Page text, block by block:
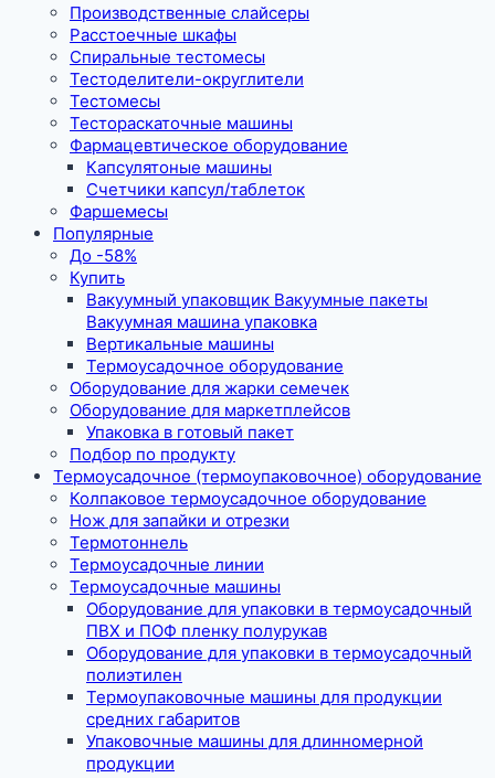
Производственные слайсеры
Расстоечные шкафы
Спиральные тестомесы
Тестоделители-округлители
Тестомесы
Тестораскаточные машины
Фармацевтическое оборудование
Капсулятоные машины
Счетчики капсул/таблеток
Фаршемесы
Популярные
До -58%
Купить
Вакуумный упаковщик Вакуумные пакеты
Вакуумная машина упаковка
Вертикальные машины
Термоусадочное оборудование
Оборудование для жарки семечек
Оборудование для маркетплейсов
Упаковка в готовый пакет
Подбор по продукту
Термоусадочное (термоупаковочное) оборудование
Колпаковое термоусадочное оборудование
Нож для запайки и отрезки
Термотоннель
Термоусадочные линии
Термоусадочные машины
Оборудование для упаковки в термоусадочный
ПВХ и ПОФ пленку полурукав
Оборудование для упаковки в термоусадочный
полиэтилен
Термоупаковочные машины для продукции
средних габаритов
Упаковочные машины для длинномерной
продукции